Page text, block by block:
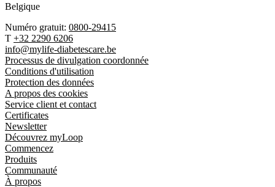
Belgique
Numéro gratuit: 0800-29415
T +32 2290 6206
info@mylife-diabetescare.be
Processus de divulgation coordonnée
Conditions d'utilisation
Protection des données
A propos des cookies
Service client et contact
Certificates
Newsletter
Découvrez myLoop
Commencez
Produits
Communauté
À propos